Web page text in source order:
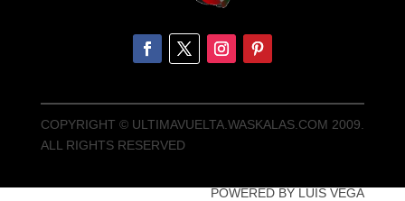
COPYRIGHT © ULTIMAVUELTA.WASKALAS.COM 2009.
ALL RIGHTS RESERVED
POWERED BY LUIS VEGA